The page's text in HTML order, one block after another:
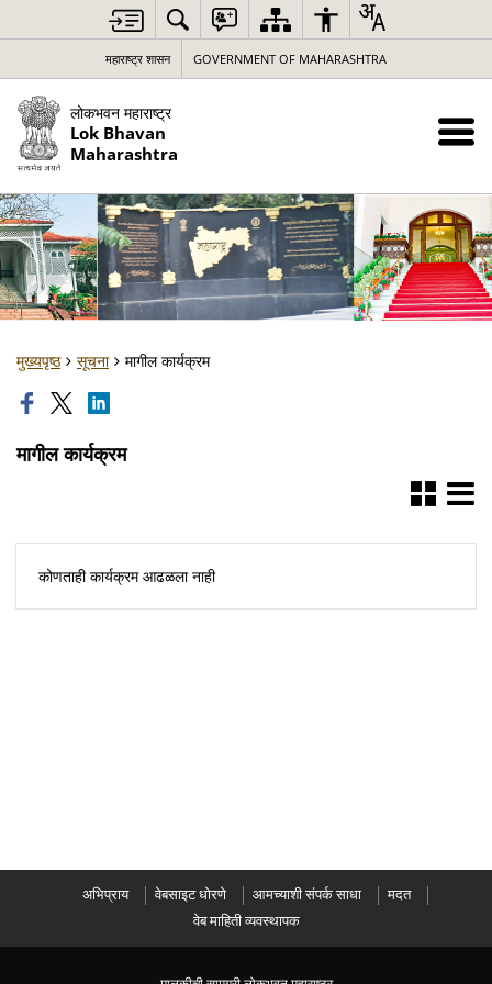
महाराष्ट्र शासन GOVERNMENT OF MAHARASHTRA
लोकभवन महाराष्ट्र
Lok Bhavan
Maharashtra
मुख्यपृष्ठ सूचना मागील कार्यक्रम
मागील कार्यक्रम
कोणताही कार्यक्रम आढळला नाही
अभिप्राय वेबसाइट धोरणे आमच्याशी संपर्क साधा
मदत
वेब माहिती व्यवस्थापक